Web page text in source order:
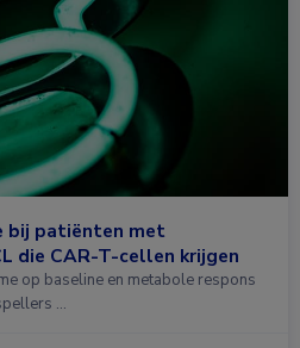
bij patiënten met
die CAR-T-cellen krijgen
op baseline en metabole respons
…